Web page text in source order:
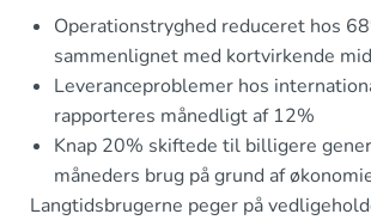
Operationstryghed reduceret hos
sammenlignet med kortvirkende
Leveranceproblemer hos
rapporteres månedligt af 12%
Knap 20% skiftede til billigere
måneders brug på grund af
Langtidsbrugerne peger på